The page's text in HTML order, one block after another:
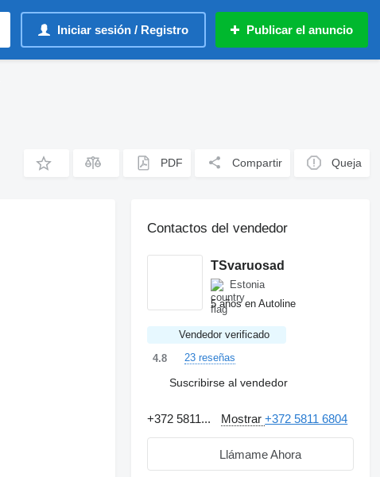
Iniciar sesión / Registro Publicar el anuncio
PDF Compartir Queja
Contactos del vendedor
TSvaruosad
Estonia
5 años en Autoline
Vendedor verificado
4.8
23 reseñas
Suscribirse al vendedor
+372 5811... Mostrar+372 5811 6804
Llámame Ahora